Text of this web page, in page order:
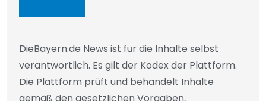
DieBayern.de News ist für die Inhalte selbst
verantwortlich. Es gilt der Kodex der Plattform.
Die Plattform prüft und behandelt Inhalte